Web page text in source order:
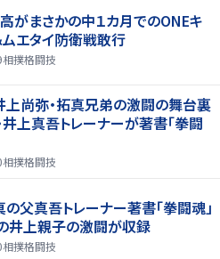
高がまさかの中１カ月でのONEキ
ムエタイ防衛戦敢行
相撲格闘技
上尚弥・拓真兄弟の激闘の舞台裏
上真吾トレーナーが著書「拳闘
相撲格闘技
父真吾トレーナー著書「拳闘魂」
上親子の激闘が収録
相撲格闘技